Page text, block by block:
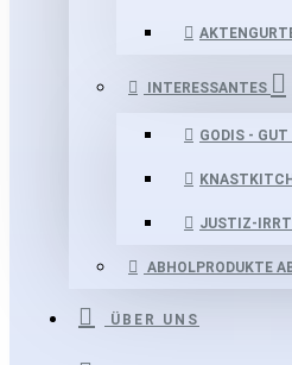
INTERESSANTES
GODIS - GUT
JUSTIZ-
ABHOLPRODUKTE
ÜBER UNS